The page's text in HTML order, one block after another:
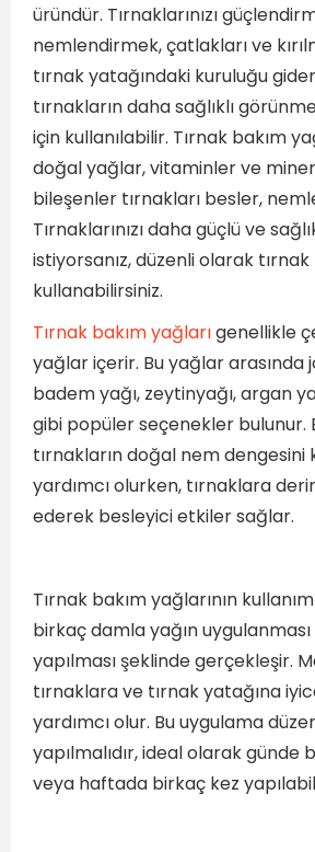
üründür. Tırnaklarınızı
nemlendirmek, çatlakları ve
tırnak yatağındaki kuruluğu
tırnakların daha sağlıklı
için kullanılabilir. Tırnak bakım
doğal yağlar, vitaminler ve
bileşenler tırnakları besler,
Tırnaklarınızı daha güçlü ve
istiyorsanız, düzenli olarak tırnak
kullanabilirsiniz.
Tırnak bakım yağlarıgenellikle
yağlar içerir. Bu yağlar arasında
badem yağı, zeytinyağı, argan
gibi popüler seçenekler bulunur.
tırnakların doğal nem dengesini
yardımcı olurken, tırnaklara
ederek besleyici etkiler sağlar.
Tırnak bakım yağlarının
birkaç damla yağın
yapılması şeklinde gerçekleşir.
tırnaklara ve tırnak yatağına
yardımcı olur. Bu uygulama
yapılmalıdır, ideal olarak günde
veya haftada birkaç kez